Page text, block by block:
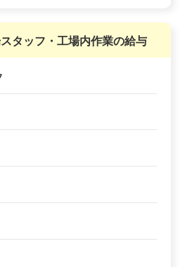
タッフ・工場内作業の給与